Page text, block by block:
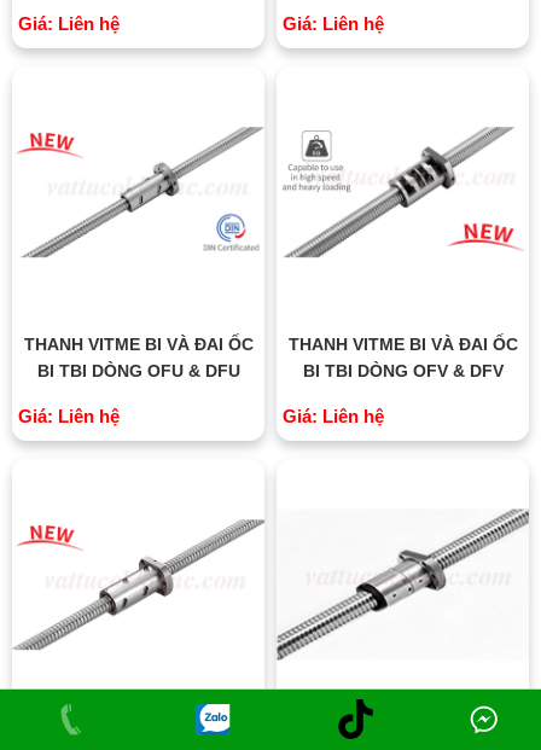
Giá: Liên hệ Giá: Liên hệ
THANH VITME BI VÀ ĐAI ỐC
BI TBI DÒNG OFU & DFU
Giá: Liên hệ
THANH VITME BI VÀ ĐAI ỐC
BI TBI DÒNG OFV & DFV
Giá: Liên hệ
THANH VITME BI VÀ ĐAI ỐC THANH VITME BI VÀ ĐAI ỐC